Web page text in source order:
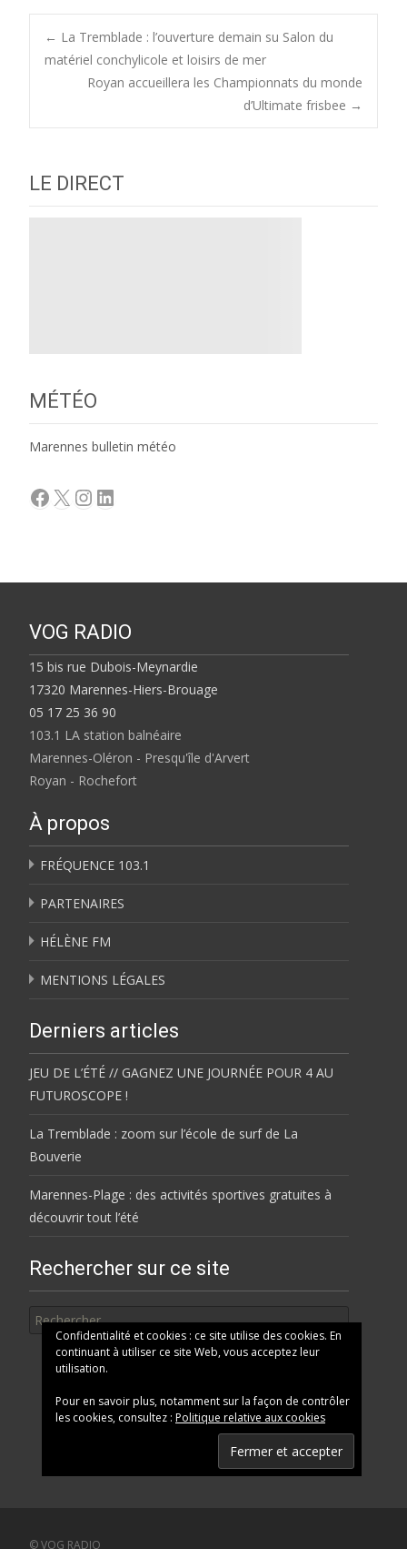
Post
navigation
← La Tremblade : l’ouverture demain su Salon du
matériel conchylicole et loisirs de mer
Royan accueillera les Championnats du monde
d’Ultimate frisbee →
LE DIRECT
MÉTÉO
Marennes bulletin météo
Facebook
X Instagram
LinkedIn
VOG RADIO
15 bis rue Dubois-Meynardie
17320 Marennes-Hiers-Brouage
05 17 25 36 90
103.1 LA station balnéaire
Marennes-Oléron - Presqu'île d'Arvert
Royan - Rochefort
À propos
FRÉQUENCE 103.1
PARTENAIRES
HÉLÈNE FM
MENTIONS LÉGALES
Derniers articles
JEU DE L’ÉTÉ // GAGNEZ UNE JOURNÉE POUR 4 AU
FUTUROSCOPE !
La Tremblade : zoom sur l’école de surf de La
Bouverie
Marennes-Plage : des activités sportives gratuites à
découvrir tout l’été
Rechercher sur ce site
Confidentialité et cookies : ce site utilise des cookies. En
continuant à utiliser ce site Web, vous acceptez leur
utilisation.
Pour en savoir plus, notamment sur la façon de contrôler
les cookies, consultez : Politique relative aux cookies
© VOG RADIO